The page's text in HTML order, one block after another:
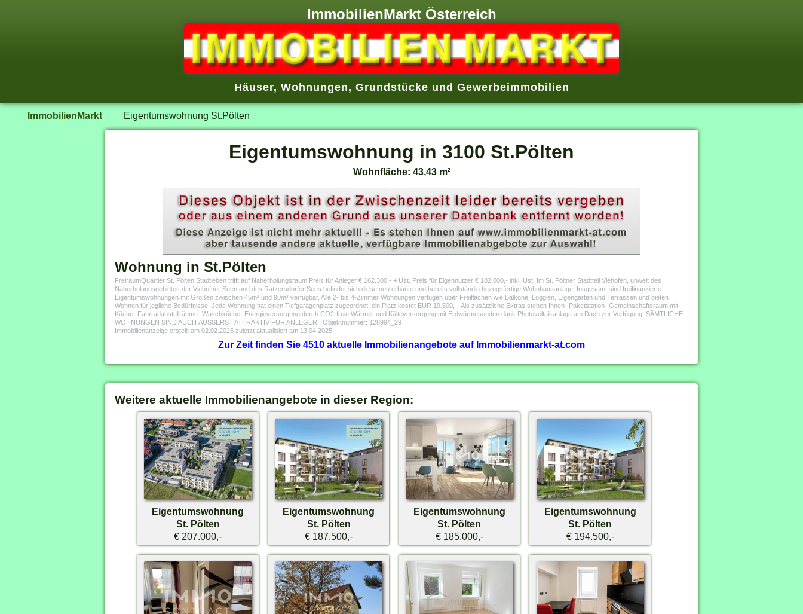
ImmobilienMarkt Österreich
Häuser, Wohnungen, Grundstücke und Gewerbeimmobilien
ImmobilienMarkt Eigentumswohnung St.Pölten
Eigentumswohnung in 3100 St.Pölten
Wohnfläche: 43,43 m²
Wohnung in St.Pölten
FreiraumQuartier St. Pölten Stadtleben trifft auf Naherholungsraum Preis für Anleger € 162.300,- + Ust. Preis für Eigennutzer € 182.000,- inkl. Ust. Im St. Pöltner Stadtteil Viehofen, unweit des
Naherholungsgebietes der Viehofner Seen und des Ratzersdorfer Sees befindet sich diese neu erbaute und bereits vollständig bezugsfertige Wohnhausanlage. Insgesamt sind freifinanzierte
Eigentumswohnungen mit Größen zwischen 45m² und 90m² verfügbar. Alle 2- bis 4-Zimmer Wohnungen verfügen über Freiflächen wie Balkone, Loggien, Eigengärten und Terrassen und bieten
Wohnen für jegliche Bedürfnisse. Jede Wohnung hat einen Tiefgaragenplatz zugeordnet, ein Platz kostet EUR 19.500,-- Als zusätzliche Extras stehen Ihnen -Paketstation -Gemeinschaftsraum mit
Küche -Fahrradabstellräume -Waschküche -Energieversorgung durch CO2-freie Wärme- und Kälteversorgung mit Erdwärmesonden dank Photovoltaikanlage am Dach zur Verfügung. SÄMTLICHE
WOHNUNGEN SIND AUCH ÄUSSERST ATTRAKTIV FÜR ANLEGER!! Objektnummer: 128994_29
Immobilienanzeige erstellt am 02.02.2025 zuletzt aktualisiert am 13.04.2025.
Zur Zeit finden Sie 4510 aktuelle Immobilienangebote auf Immobilienmarkt-at.com
Weitere aktuelle Immobilienangebote in dieser Region:
Eigentumswohnung
St. Pölten
€ 207.000,-
Eigentumswohnung
St. Pölten
€ 187.500,-
Eigentumswohnung
St. Pölten
€ 185.000,-
Eigentumswohnung
St. Pölten
€ 194.500,-